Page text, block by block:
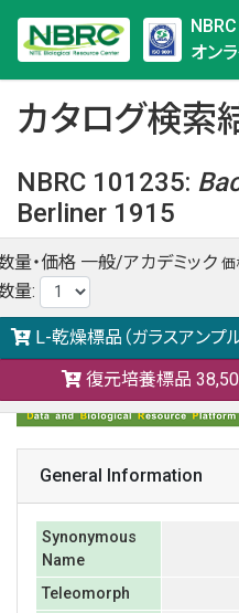
NBRC
オン
カタログ検索
NBRC 101235:
Berliner 1915
NBRC 101235の情報や関連
らご覧ください。
日本語での検索も可能です。
量・価格 一般/アカデミック 価
量:
L-乾燥標品（ガラスアンプル
復元培養標品
General Information
Synonymous
Name
Teleomorph